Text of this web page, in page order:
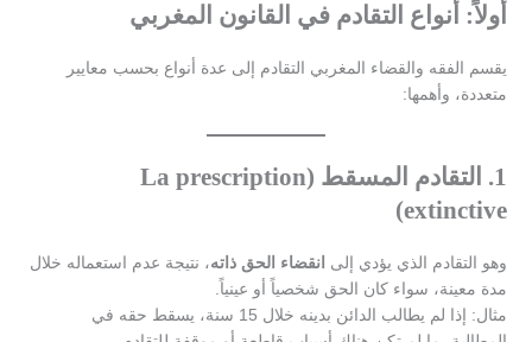
أولاً: أنواع التقادم في القانون المغربي
يقسم الفقه والقضاء المغربي التقادم إلى عدة أنواع بحسب معايير
متعددة، وأهمها:
1.
التقادم المسقط (La prescription
extinctive)
وهو التقادم الذي يؤدي إلى انقضاء الحق ذاته، نتيجة عدم استعماله خلال
مدة معينة، سواء كان الحق شخصياً أو عينياً.
مثال: إذا لم يطالب الدائن بدينه خلال 15 سنة، يسقط حقه في